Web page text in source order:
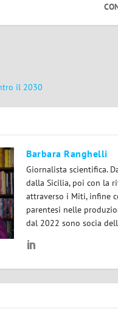
il 2030
Barbara Ranghelli
Giornalista scientifica.
dalla Sicilia, poi con la
attraverso i Miti, infine
parentesi nelle
dal 2022 sono socia